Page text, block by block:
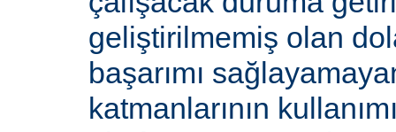
geliştirilmemiş olan
başarımı
katmanlarının